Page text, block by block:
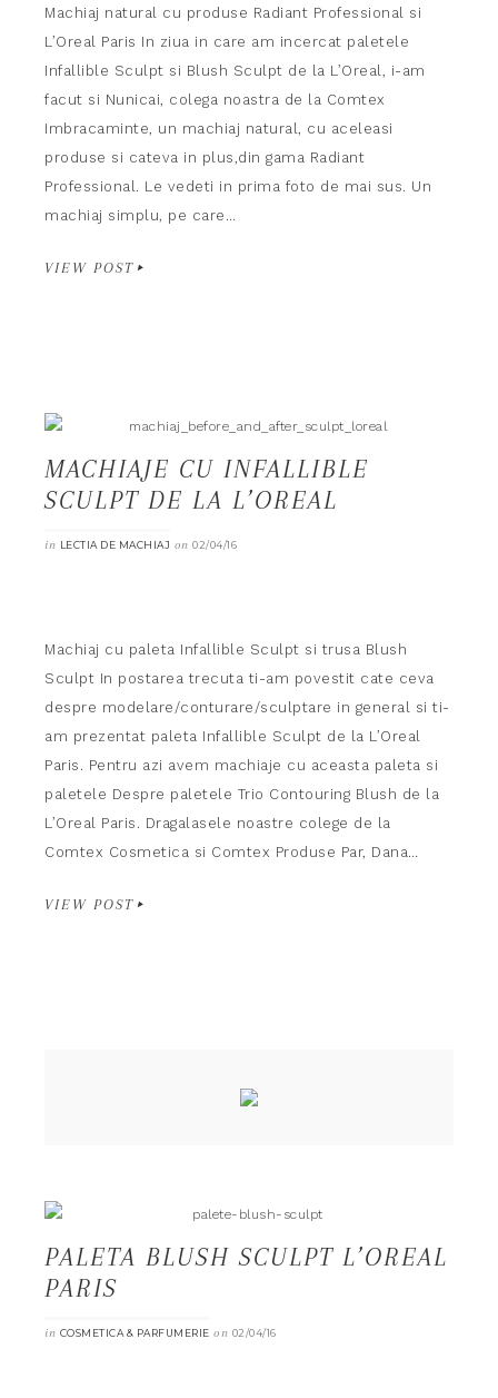
Machiaj natural cu produse Radiant Professional si
L’Oreal Paris In ziua in care am incercat paletele
Infallible Sculpt si Blush Sculpt de la L’Oreal, i-am
facut si Nunicai, colega noastra de la Comtex
Imbracaminte, un machiaj natural, cu aceleasi
produse si cateva in plus,din gama Radiant
Professional. Le vedeti in prima foto de mai sus. Un
machiaj simplu, pe care…
VIEW POST
MACHIAJE CU INFALLIBLE
SCULPT DE LA L’OREAL
in LECTIA DE MACHIAJ on 02/04/16
Machiaj cu paleta Infallible Sculpt si trusa Blush
Sculpt In postarea trecuta ti-am povestit cate ceva
despre modelare/conturare/sculptare in general si ti-
am prezentat paleta Infallible Sculpt de la L’Oreal
Paris. Pentru azi avem machiaje cu aceasta paleta si
paletele Despre paletele Trio Contouring Blush de la
L’Oreal Paris. Dragalasele noastre colege de la
Comtex Cosmetica si Comtex Produse Par, Dana…
VIEW POST
PALETA BLUSH SCULPT L’OREAL
PARIS
in COSMETICA & PARFUMERIE on 02/04/16